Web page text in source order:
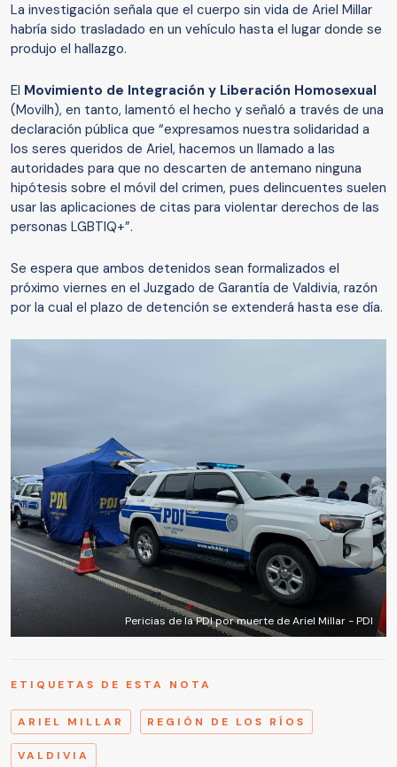
La investigación señala que el cuerpo sin vida de Ariel Millar
habría sido trasladado en un vehículo hasta el lugar donde se
produjo el hallazgo.
El Movimiento de Integración y Liberación Homosexual
(Movilh), en tanto, lamentó el hecho y señaló a través de una
declaración pública que “expresamos nuestra solidaridad a
los seres queridos de Ariel, hacemos un llamado a las
autoridades para que no descarten de antemano ninguna
hipótesis sobre el móvil del crimen, pues delincuentes suelen
usar las aplicaciones de citas para violentar derechos de las
personas LGBTIQ+”.
Se espera que ambos detenidos sean formalizados el
próximo viernes en el Juzgado de Garantía de Valdivia, razón
por la cual el plazo de detención se extenderá hasta ese día.
Pericias de la PDI por muerte de Ariel Millar - PDI
ETIQUETAS DE ESTA NOTA
ARIEL MILLAR REGIÓN DE LOS RÍOS
VALDIVIA